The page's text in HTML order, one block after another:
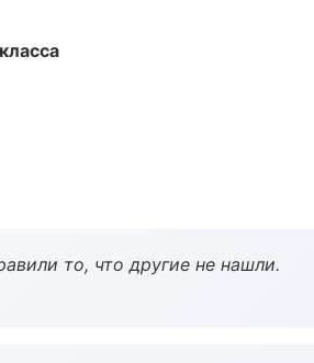
то, что другие не нашли.